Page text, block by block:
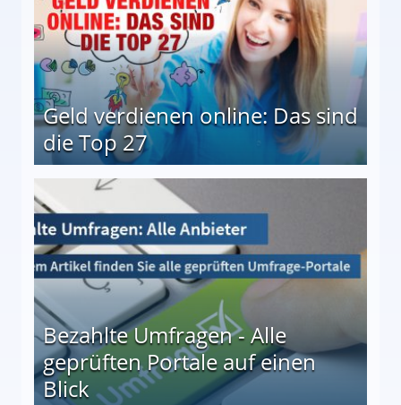
Geld verdienen online: Das sind
die Top 27
Bezahlte Umfragen - Alle
geprüften Portale auf einen
Blick